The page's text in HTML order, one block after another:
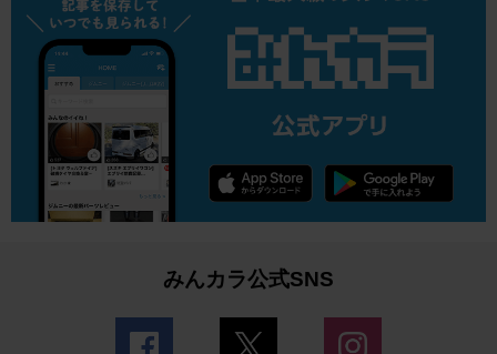
みんカラ公式SNS